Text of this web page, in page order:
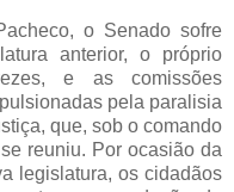
o Senado sofre
anterior, o próprio
e as comissões
pela paralisia
que, sob o comando
reuniu. Por ocasião da
legislatura, os cidadãos